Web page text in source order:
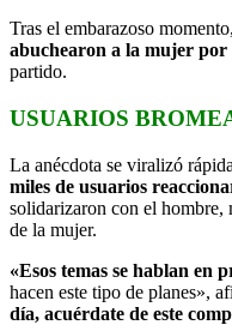
Tras el embarazoso
abuchearon a la mujer por
partido.
USUARIOS
La anécdota se viralizó
miles de usuarios
solidarizaron con el hombre,
de la mujer.
«Esos temas se hablan en
hacen este tipo de planes»,
día, acuérdate de este